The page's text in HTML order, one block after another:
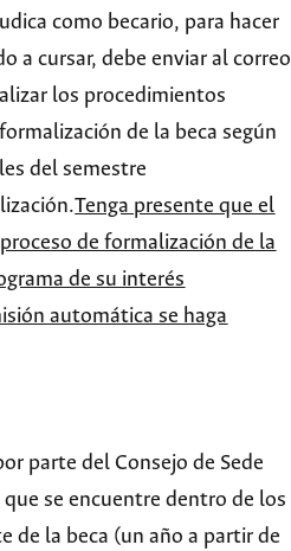
como becario, para hacer
a cursar, debe enviar al correo
los procedimientos
de la beca según
del semestre
Tenga presente que el
de formalización de la
de su interés
automática se haga
parte del Consejo de Sede
se encuentre dentro de los
de la beca (un año a partir de